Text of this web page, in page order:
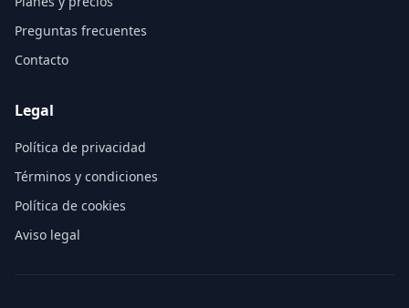
Preguntas frecuentes
Contacto
Legal
Política de privacidad
Términos y condiciones
Política de cookies
Aviso legal